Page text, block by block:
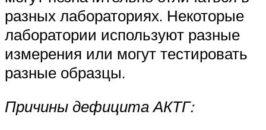
разных лабораториях. Некоторые
лаборатории используют разные
измерения или могут тестировать
разные образцы.
Причины дефицита АКТГ: